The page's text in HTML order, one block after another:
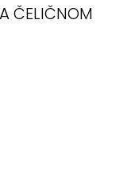
ČELIČNOM